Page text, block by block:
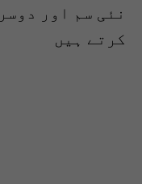
نئی سم اور
کرتے ہیں